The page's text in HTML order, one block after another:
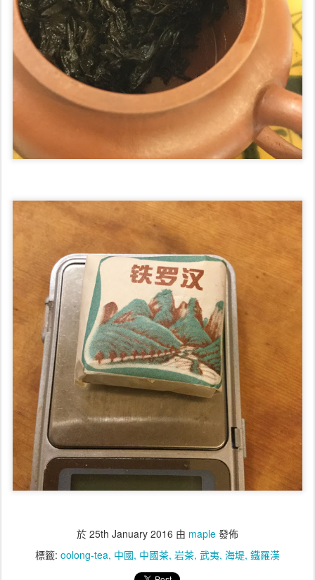
於 25th January 2016 由 maple 發佈
標籤: oolong-tea 中國 中國茶 岩茶 武夷 海堤 鐵羅漢